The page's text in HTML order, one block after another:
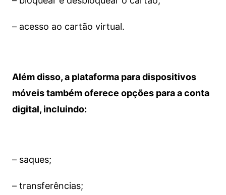
– acesso ao cartão virtual.
Além disso, a plataforma para dispositivos
móveis também oferece opções para a conta
digital, incluindo:
– saques;
– transferências;